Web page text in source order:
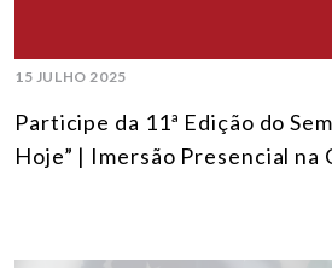
15 JULHO 2025
Participe da 11ª Edição do
Hoje” | Imersão Presencial na